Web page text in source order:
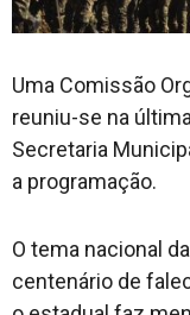
Uma Comissão
reuniu-se na
Secretaria
a programação.
O tema nacional
centenário de